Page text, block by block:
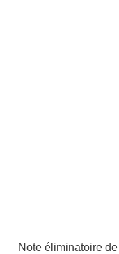
Note éliminatoire de